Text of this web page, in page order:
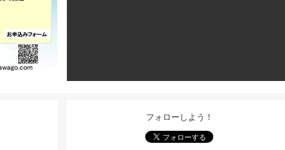
フォローしよう！